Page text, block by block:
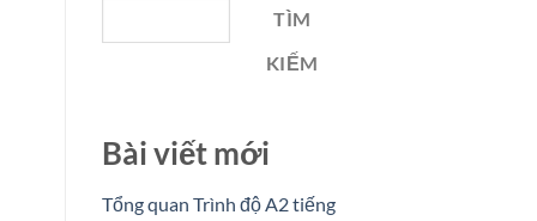
TÌM
KIẾM
Bài viết mới
Tổng quan Trình độ A2 tiếng